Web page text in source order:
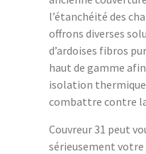
l’étanchéité des
offrons diverses
d’ardoises fibros
haut de gamme
isolation
combattre contre
Couvreur 31 peut
sérieusement